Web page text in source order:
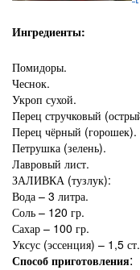
Ингредиенты:
Помидоры.
Чеснок.
Укроп сухой.
Перец стручковый
Перец чёрный (горошек).
Петрушка (зелень).
Лавровый лист.
ЗАЛИВКА (тузлук):
Вода – 3 литра.
Соль – 120 гр.
Сахар – 100 гр.
Уксус (эссенция) – 1,5
Способ приготовления: